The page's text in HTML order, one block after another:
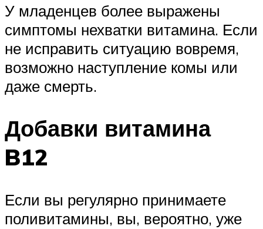
У младенцев более выражены
симптомы нехватки витамина. Если
не исправить ситуацию вовремя,
возможно наступление комы или
даже смерть.
Добавки витамина
B12
Если вы регулярно принимаете
поливитамины, вы, вероятно, уже